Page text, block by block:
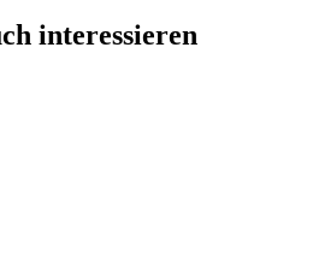
interessieren